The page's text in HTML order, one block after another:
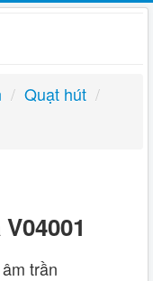
/ Quạt hút /
trần